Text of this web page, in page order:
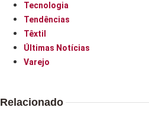
Tecnologia
Tendências
Têxtil
Últimas Notícias
Varejo
Relacionado